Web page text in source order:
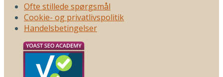
Ofte stillede spørgsmål
Cookie- og privatlivspolitik
Handelsbetingelser